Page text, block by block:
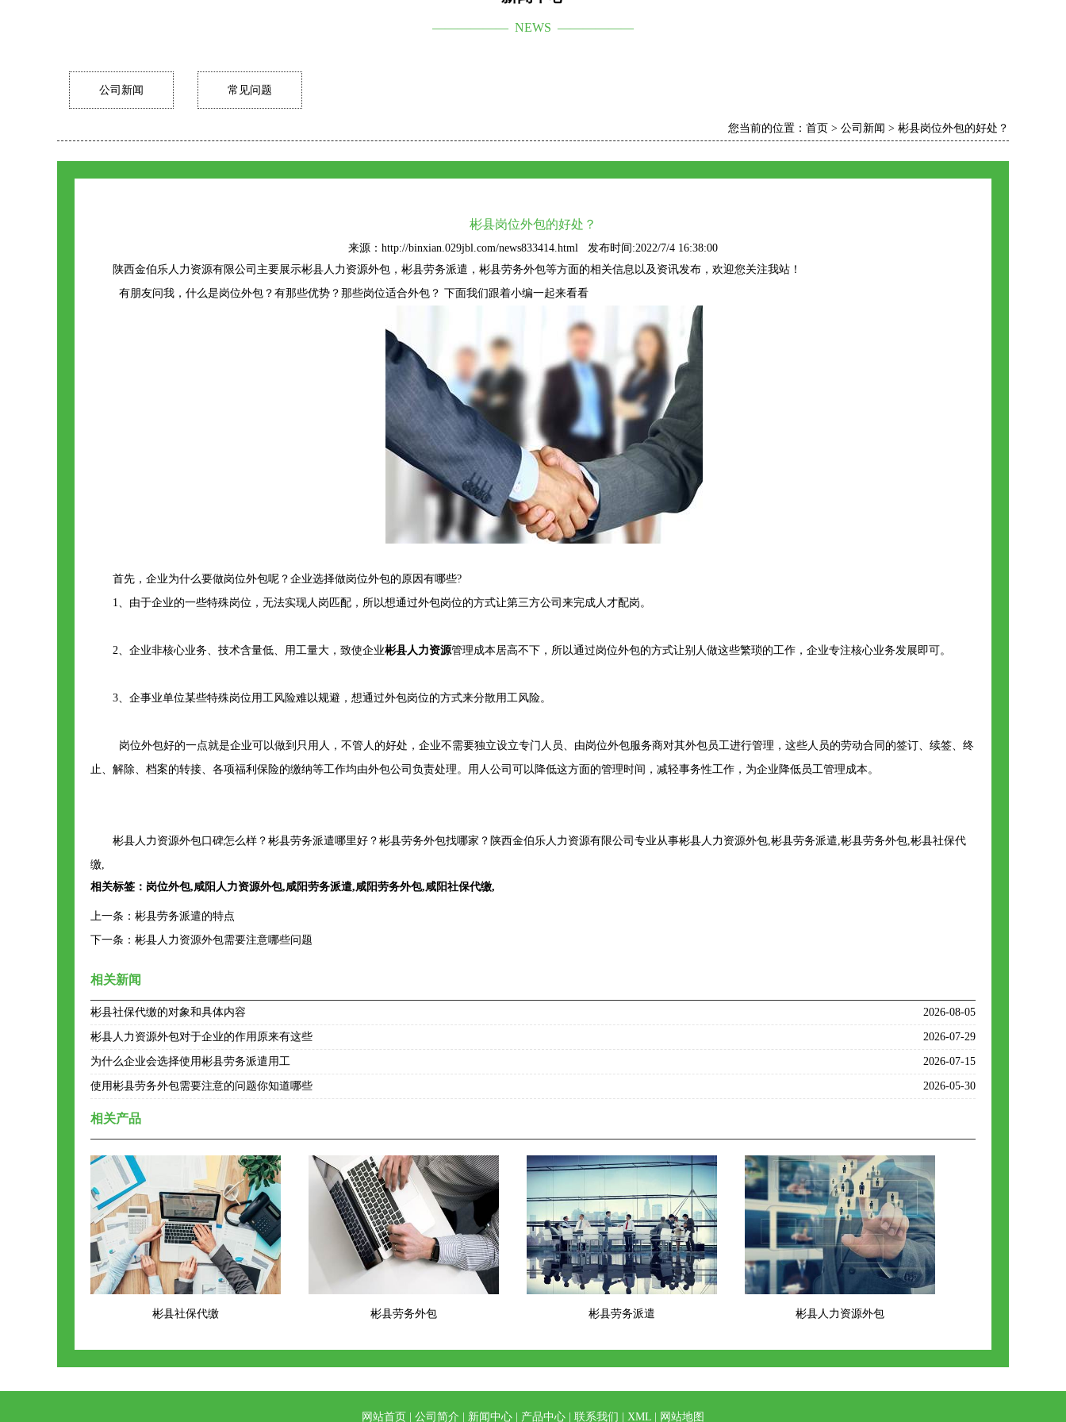
—————— NEWS ——————
公司新闻 常见问题
您当前的位置： 首页 > 公司新闻 > 彬县岗位外包的好处？
彬县岗位外包的好处？
来源：http://binxian.029jbl.com/news833414.html 发布时间:2022/7/4 16:38:00
陕西金伯乐人力资源有限公司主要展示彬县人力资源外包 ，彬县劳务派遣，彬县劳务外包等方面的相关信息以及资讯发布，欢迎您关注我站！
有朋友问我，什么是岗位外包？有那些优势？那些岗位适合外包？ 下面我们跟着小编一起来看看
首先，企业为什么要做岗位外包呢？企业选择做岗位外包的原因有哪些?
1、由于企业的一些特殊岗位，无法实现人岗匹配，所以想通过外包岗位的方式让第三方公司来完成人才配岗。
2、企业非核心业务、技术含量低、用工量大，致使企业彬县人力资源管理成本居高不下，所以通过岗位外包的方式让别人做这些繁琐的工作，企业专注核心业务发展即可。
3、企事业单位某些特殊岗位用工风险难以规避，想通过外包岗位的方式来分散用工风险。
岗位外包好的一点就是企业可以做到只用人，不管人的好处，企业不需要独立设立专门人员、由岗位外包服务商对其外包员工进行管理，这些人员的劳动合同的签订、续签、终
止、解除、档案的转接、各项福利保险的缴纳等工作均由外包公司负责处理。用人公司可以降低这方面的管理时间，减轻事务性工作，为企业降低员工管理成本。
彬县人力资源外包口碑怎么样？彬县劳务派遣哪里好？彬县劳务外包找哪家？陕西金伯乐人力资源有限公司专业从事彬县人力资源外包,彬县劳务派遣,彬县劳务外包,彬县社保代
缴,
相关标签： 岗位外包,咸阳人力资源外包,咸阳劳务派遣,咸阳劳务外包,咸阳社保代缴,
上一条： 彬县劳务派遣的特点
下一条： 彬县人力资源外包需要注意哪些问题
相关新闻
彬县社保代缴的对象和具体内容 2026-08-05
彬县人力资源外包对于企业的作用原来有这些 2026-07-29
为什么企业会选择使用彬县劳务派遣用工 2026-07-15
使用彬县劳务外包需要注意的问题你知道哪些 2026-05-30
相关产品
彬县社保代缴 彬县劳务外包 彬县劳务派遣 彬县人力资源外包
网站首页 公司简介 新闻中心 产品中心 联系我们 XML 网站地图